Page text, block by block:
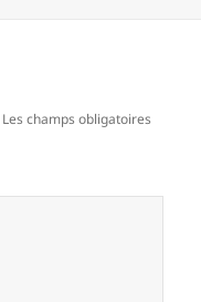
Les champs obligatoires